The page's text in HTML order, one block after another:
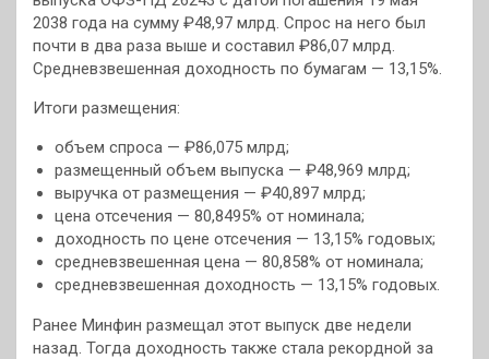
2038 года на сумму ₽48,97 млрд. Спрос на него был
почти в два раза выше и составил ₽86,07 млрд.
Средневзвешенная доходность по бумагам — 13,15%.
Итоги размещения:
объем спроса — ₽86,075 млрд;
размещенный объем выпуска — ₽48,969 млрд;
выручка от размещения — ₽40,897 млрд;
цена отсечения — 80,8495% от номинала;
доходность по цене отсечения — 13,15% годовых;
средневзвешенная цена — 80,858% от номинала;
средневзвешенная доходность — 13,15% годовых.
Ранее Минфин размещал этот выпуск две недели
назад. Тогда доходность также стала рекордной за